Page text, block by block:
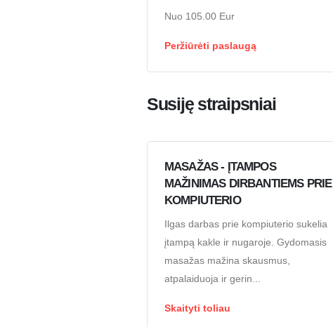
Nuo 105.00 Eur
Peržiūrėti paslaugą
Susiję straipsniai
MASAŽAS - ĮTAMPOS
MAŽINIMAS DIRBANTIEMS PRIE
KOMPIUTERIO
Ilgas darbas prie kompiuterio sukelia
įtampą kakle ir nugaroje. Gydomasis
masažas mažina skausmus,
atpalaiduoja ir gerin...
Skaityti toliau